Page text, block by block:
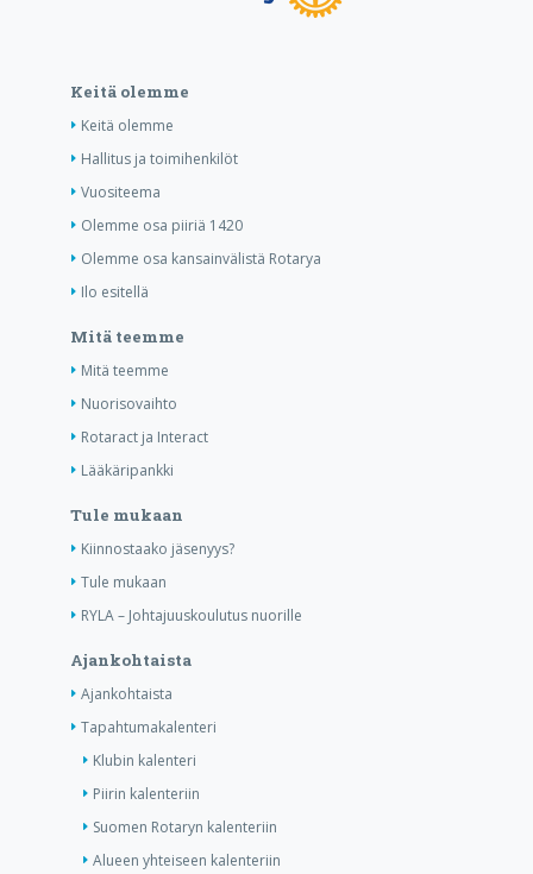
Keitä olemme
Keitä olemme
Hallitus ja toimihenkilöt
Vuositeema
Olemme osa piiriä 1420
Olemme osa kansainvälistä Rotarya
Ilo esitellä
Mitä teemme
Mitä teemme
Nuorisovaihto
Rotaract ja Interact
Lääkäripankki
Tule mukaan
Kiinnostaako jäsenyys?
Tule mukaan
RYLA – Johtajuuskoulutus nuorille
Ajankohtaista
Ajankohtaista
Tapahtumakalenteri
Klubin kalenteri
Piirin kalenteriin
Suomen Rotaryn kalenteriin
Alueen yhteiseen kalenteriin